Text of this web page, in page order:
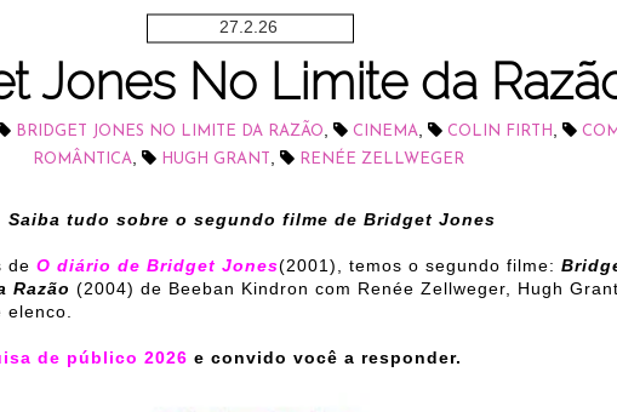
27.2.26
Jones No Limite da
BRIDGET JONES NO LIMITE DA RAZÃO CINEMA COLIN FIRTH
ROMÂNTICA
HUGH GRANT RENÉE ZELLWEGER
Saiba tudo sobre o segundo filme de Bridget Jones
de O diário de Bridget Jones(2001), temos o segundo filme:
Razão (2004) de Beeban Kindron com Renée Zellweger, Hugh Grant,
de público 2026 e convido você a responder.